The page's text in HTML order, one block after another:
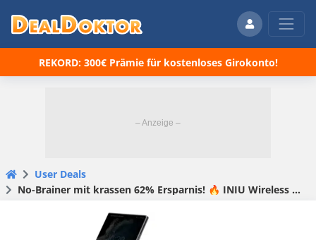
REKORD: 300€ Prämie für kostenloses Girokonto!
User Deals
No-Brainer mit krassen 62% Ersparnis! 🔥 INIU Wireless Charger Stand 15W für nur noch 7,64€! 🤯